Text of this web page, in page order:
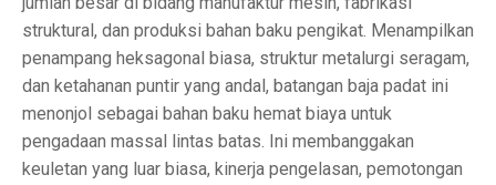
struktural, dan produksi bahan baku pengikat. Menampilkan
penampang heksagonal biasa, struktur metalurgi seragam,
dan ketahanan puntir yang andal, batangan baja padat ini
menonjol sebagai bahan baku hemat biaya untuk
pengadaan massal lintas batas. Ini membanggakan
keuletan yang luar biasa, kinerja pengelasan, pemotongan